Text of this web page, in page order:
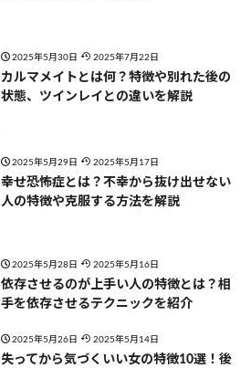
2025年5月30日 2025年7月22日
カルマメイトとは何？特徴や別れた後の
状態、ツインレイとの違いを解説
2025年5月29日 2025年5月17日
幸せ恐怖症とは？不幸から抜け出せない
人の特徴や克服する方法を解説
2025年5月28日 2025年5月16日
依存させるのが上手い人の特徴とは？相
手を依存させるテクニックを紹介
2025年5月26日 2025年5月14日
失ってから気づくいい女の特徴10選！後